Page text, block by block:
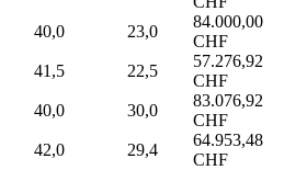
40,0 23,0
84.000,00
CHF
41,5 22,5
57.276,92
CHF
40,0 30,0
83.076,92
CHF
42,0 29,4
64.953,48
CHF